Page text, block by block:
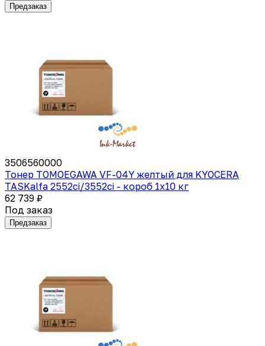
Предзаказ
3506560000
Тонер TOMOEGAWA VF-04Y желтый для KYOCERA
TASKalfa 2552ci/3552ci - короб 1х10 кг
62 739 ₽
Под заказ
Предзаказ